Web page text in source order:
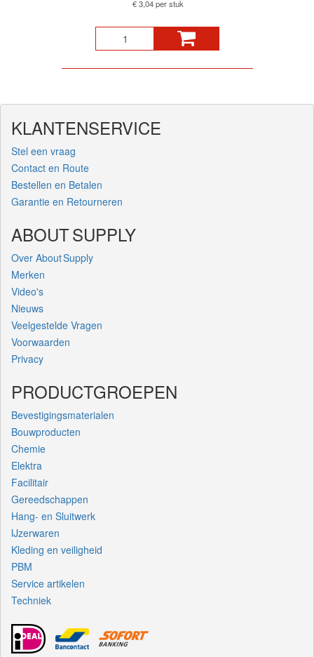
€ 3,04 per stuk
KLANTENSERVICE
Stel een vraag
Contact en Route
Bestellen en Betalen
Garantie en Retourneren
ABOUT SUPPLY
Over About Supply
Merken
Video's
Nieuws
Veelgestelde Vragen
Voorwaarden
Privacy
PRODUCTGROEPEN
Bevestigingsmaterialen
Bouwproducten
Chemie
Elektra
Facilitair
Gereedschappen
Hang- en Sluitwerk
IJzerwaren
Kleding en veiligheid
PBM
Service artikelen
Techniek